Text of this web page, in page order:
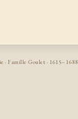
· Famille Goulet · 1615–1688